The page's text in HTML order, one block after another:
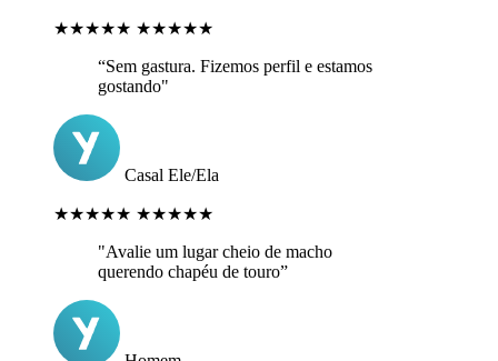
★★★★★ ★★★★★
“Sem gastura. Fizemos perfil e estamos
gostando"
Casal Ele/Ela
★★★★★ ★★★★★
"Avalie um lugar cheio de macho
querendo chapéu de touro”